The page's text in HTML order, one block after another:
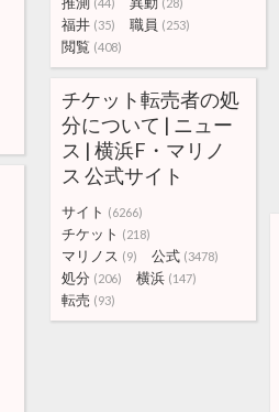
福井 (35) 職員 (253)
閲覧 (408)
チケット転売者の処
分について | ニュー
ス | 横浜F・マリノ
ス 公式サイト
サイト (6266)
チケット (218)
マリノス (9) 公式 (3478)
処分 (206) 横浜 (147)
転売 (93)